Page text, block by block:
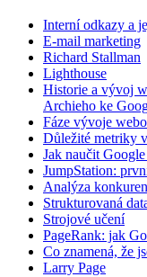
Interní odkazy a
E-mail marketing
Richard Stallman
Lighthouse
Historie a vývoj
Archieho ke
Fáze vývoje
Důležité metriky
Jak naučit
JumpStation:
Analýza
Strukturovaná
Strojové učení
PageRank: jak
Co znamená, že
Larry Page